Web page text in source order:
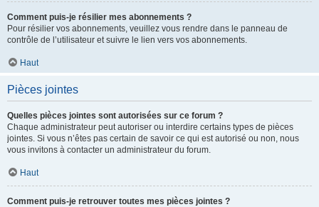
Comment puis-je résilier mes abonnements ?
Pour résilier vos abonnements, veuillez vous rendre dans le panneau de
contrôle de l’utilisateur et suivre le lien vers vos abonnements.
Haut
Pièces jointes
Quelles pièces jointes sont autorisées sur ce forum ?
Chaque administrateur peut autoriser ou interdire certains types de pièces
jointes. Si vous n’êtes pas certain de savoir ce qui est autorisé ou non, nous
vous invitons à contacter un administrateur du forum.
Haut
Comment puis-je retrouver toutes mes pièces jointes ?